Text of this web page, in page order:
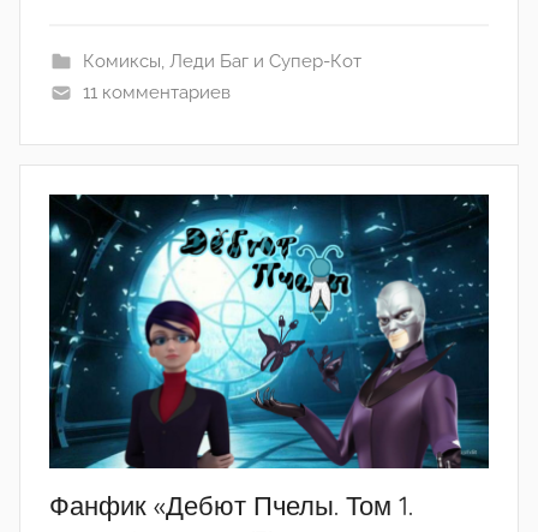
e
Комиксы, Леди Баг и Супер-Кот
11 комментариев
Фанфик «Дебют Пчелы. Том 1.